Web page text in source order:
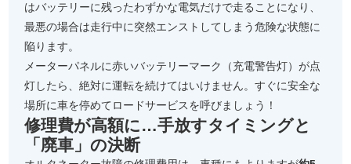
はバッテリーに残ったわずかな電気だけで走ることになり、
最悪の場合は走行中に突然エンストしてしまう危険な状態に
陥ります。
メーターパネルに赤いバッテリーマーク（充電警告灯）が点
灯したら、絶対に運転を続けてはいけません。すぐに安全な
場所に車を停めてロードサービスを呼びましょう！
修理費が高額に…手放すタイミングと
「廃車」の決断